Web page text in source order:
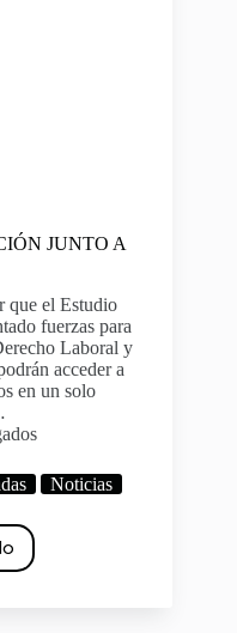
JUNTO A
que el Estudio
fuerzas para
Laboral y
acceder a
en un solo
Noticias